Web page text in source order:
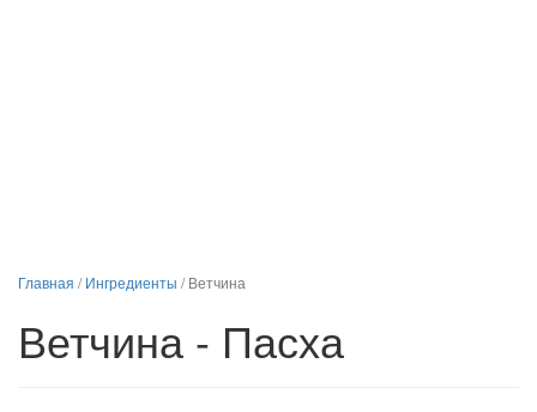
Главная /Ингредиенты /Ветчина
Ветчина - Пасха